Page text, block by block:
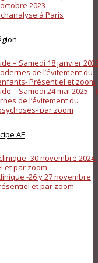
2023
à Paris
– Samedi 18 janvier
de l’évitement du
Présentiel et zoom
– Samedi 24 mai 2025 –
de l’évitement du
par zoom
AF
-30 novembre 2024-
et par zoom
-26 y 27 novembre
et par zoom